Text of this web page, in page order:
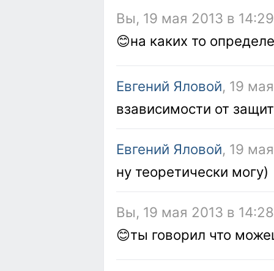
Вы, 19 мая 2013 в
😊на каких то
Евгений Яловой, 19
взависимости от
Евгений Яловой, 19
ну теоретически могу)
Вы, 19 мая 2013 в
😊ты говорил что